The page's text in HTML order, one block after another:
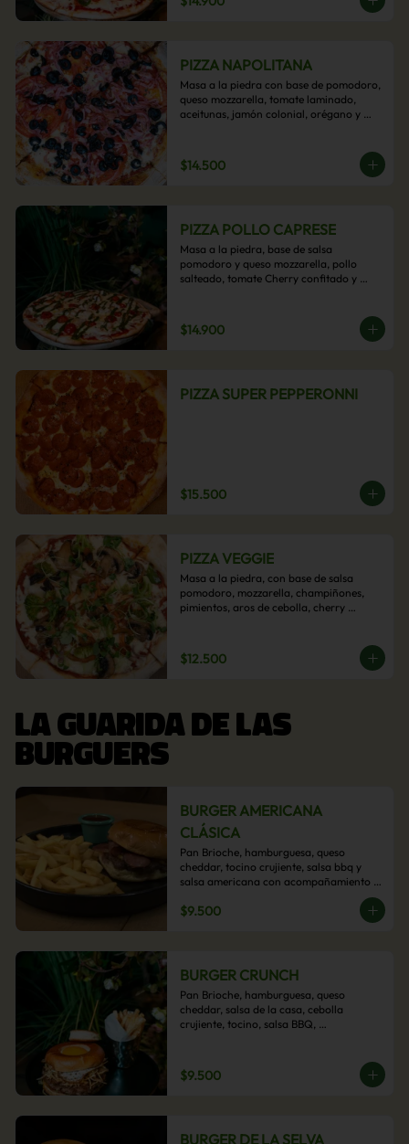
PIZZA NAPOLITANA
Masa a la piedra con base de pomodoro,
queso mozzarella, tomate laminado,
aceitunas, jamón colonial, orégano y
$14.500
PIZZA POLLO CAPRESE
Masa a la piedra, base de salsa
pomodoro y queso mozzarella, pollo
salteado, tomate Cherry confitado y
$14.900
PIZZA SUPER PEPPERONNI
$15.500
PIZZA VEGGIE
Masa a la piedra, con base de salsa
pomodoro, mozzarella, champiñones,
pimientos, aros de cebolla, cherry
$12.500
LA GUARIDA DE LAS
BURGUERS
BURGER AMERICANA
CLÁSICA
Pan Brioche, hamburguesa, queso
cheddar, tocino crujiente, salsa bbq y
salsa americana con acompañamiento
$9.500
BURGER CRUNCH
Pan Brioche, hamburguesa, queso
cheddar, salsa de la casa, cebolla
crujiente, tocino, salsa BBQ,
$9.500
BURGER DE LA SELVA